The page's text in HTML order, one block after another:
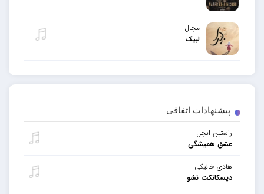
پیشنهادات اتفاقی
راستین انجل
عشق همیشگی
هادی خانیکی
دیسکانکت نشو
مجال
لبیک